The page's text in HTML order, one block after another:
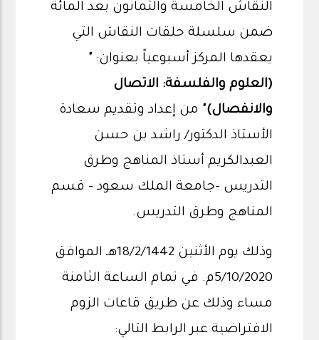
النقاش الخامسة والثمانون بعد المائة
ضمن سلسلة حلقات النقاش التي
يعقدها المركز أسبوعياً بعنوان: "
(العلوم والفلسفة: الاتصال
والانفصال)" من إعداد وتقديم سعادة
الأستاذ الدكتور/ راشد بن حسن
العبدالكريم أستاذ المناهج وطرق
التدريس -جامعة الملك سعود - قسم
المناهج وطرق التدريس.
وذلك يوم الأثنين 18/2/1442هـ الموافق
5/10/2020م. في تمام الساعة الثامنة
مساء وذلك عن طريق قاعات الزوم
الافتراضية عبر الرابط التالي: